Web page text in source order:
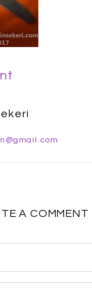
A COMMENT